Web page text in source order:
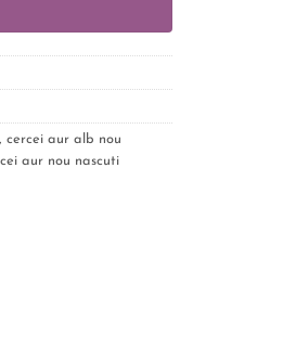
cercei aur alb nou
aur nou nascuti